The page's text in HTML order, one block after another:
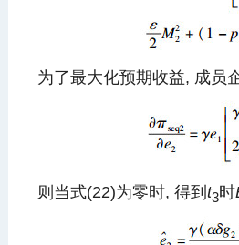
为了最大化预期收益, 成员
则当式(22)为零时, 得到 t3时